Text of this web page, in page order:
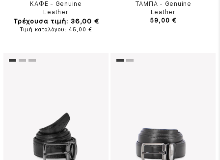
ΚΑΦΕ - Genuine
Leather
Τρέχουσα τιμή: 36,00 €
Τιμή καταλόγου: 45,00 €
ΤΑΜΠΑ - Genuine
Leather
59,00 €